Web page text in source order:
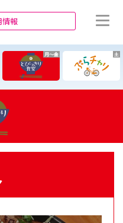
情報
月～金 土